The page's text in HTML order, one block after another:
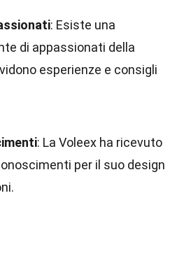
: Esiste una
di appassionati della
esperienze e consigli
: La Voleex ha ricevuto
per il suo design